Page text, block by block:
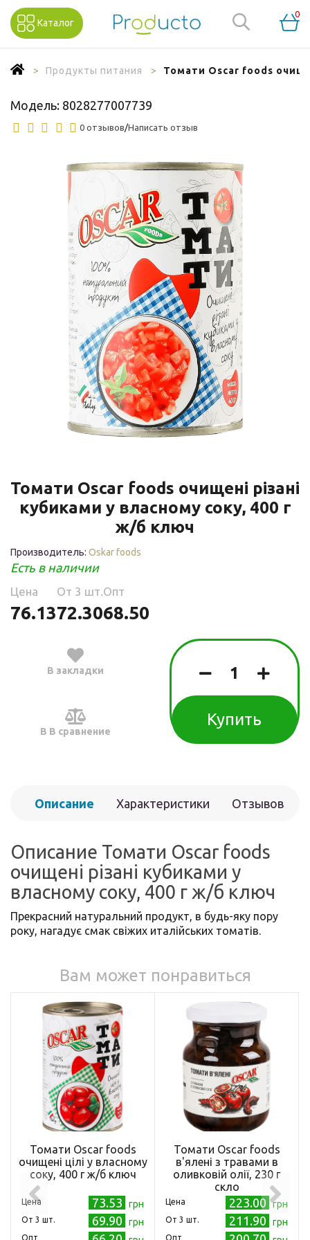
Каталог
0
Продукты питания Томати Oscar foods
Модель: 8028277007739
0 отзывов/Написать отзыв
Томати Oscar foods очищені різані
кубиками у власному соку, 400 г
ж/б ключ
Производитель: Oskar foods
Есть в наличии
Цена
76.13
Oт 3 шт.
72.30
Опт
68.50
В закладки
В В сравнение
Купить
Описание Характеристики Отзывов
Описание Томати Oscar foods
очищені різані кубиками у
власному соку, 400 г ж/б ключ
Прекрасний натуральний продукт, в будь-яку пору
року, нагадує смак свіжих италійських томатів.
Вам может понравиться
Томати Oscar foods
очищені цілі у власному
соку, 400 г ж/б ключ
Цена 73.53 грн
Oт 3 шт. 69.90 грн
Опт
Томати Oscar foods
в'ялені з травами в
оливковій олії, 230 г
скло
Цена 223.00 грн
Oт 3 шт. 211.90 грн
Опт